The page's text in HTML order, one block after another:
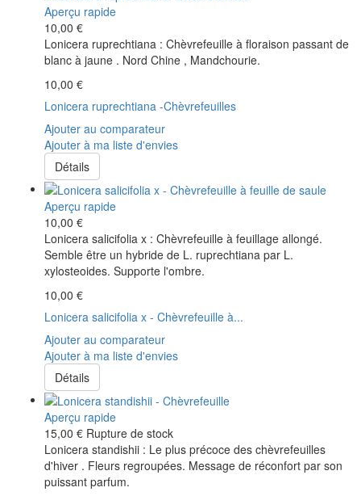
Aperçu rapide
10,00 €
Lonicera ruprechtiana : Chèvrefeuille à floraison passant de
blanc à jaune . Nord Chine , Mandchourie.
10,00 €
Lonicera ruprechtiana -Chèvrefeuilles
Ajouter au comparateur
Ajouter à ma liste d'envies
Détails
Aperçu rapide
10,00 €
Lonicera salicifolia x : Chèvrefeuille à feuillage allongé.
Semble être un hybride de L. ruprechtiana par L.
xylosteoides. Supporte l'ombre.
10,00 €
Lonicera salicifolia x - Chèvrefeuille à...
Ajouter au comparateur
Ajouter à ma liste d'envies
Détails
Aperçu rapide
15,00 € Rupture de stock
Lonicera standishii : Le plus précoce des chèvrefeuilles
d'hiver . Fleurs regroupées. Message de réconfort par son
puissant parfum.